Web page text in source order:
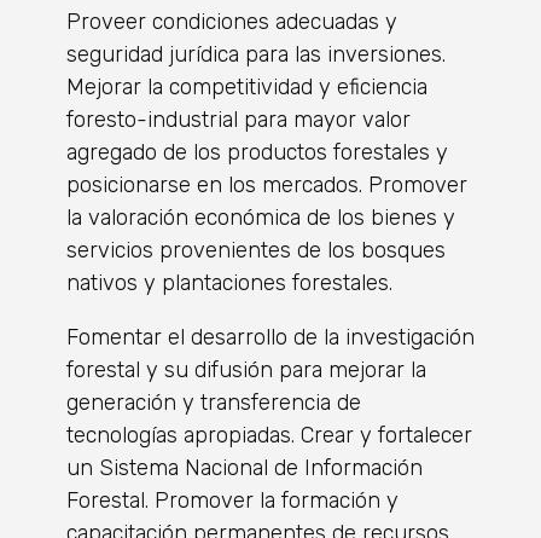
Proveer condiciones adecuadas y
seguridad jurídica para las inversiones.
Mejorar la competitividad y eficiencia
foresto-industrial para mayor valor
agregado de los productos forestales y
posicionarse en los mercados. Promover
la valoración económica de los bienes y
servicios provenientes de los bosques
nativos y plantaciones forestales.
Fomentar el desarrollo de la investigación
forestal y su difusión para mejorar la
generación y transferencia de
tecnologías apropiadas. Crear y fortalecer
un Sistema Nacional de Información
Forestal. Promover la formación y
capacitación permanentes de recursos